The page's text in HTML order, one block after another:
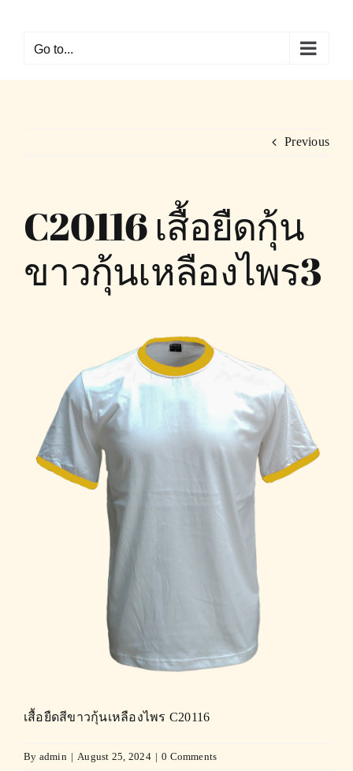
contentGo to...
Previous
C20116 เสื้อยืดกุ้น
ขาวกุ้นเหลืองไพร3
เสื้อยืดสีขาวกุ้นเหลืองไพร C20116
By admin | August 25, 2024 | 0 Comments